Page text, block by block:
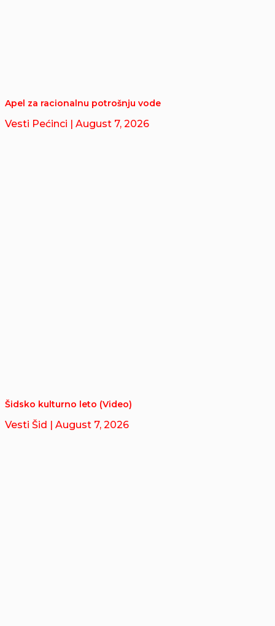
Apel za racionalnu potrošnju vode
Vesti Pećinci | August 7, 2026
Šidsko kulturno leto (Video)
Vesti Šid | August 7, 2026